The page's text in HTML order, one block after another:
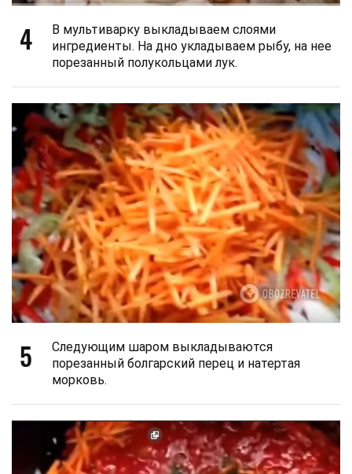
4
В мультиварку выкладываем слоями
ингредиенты. На дно укладываем рыбу, на нее
порезанный полукольцами лук.
5
Следующим шаром выкладываются
порезанный болгарский перец и натертая
морковь.